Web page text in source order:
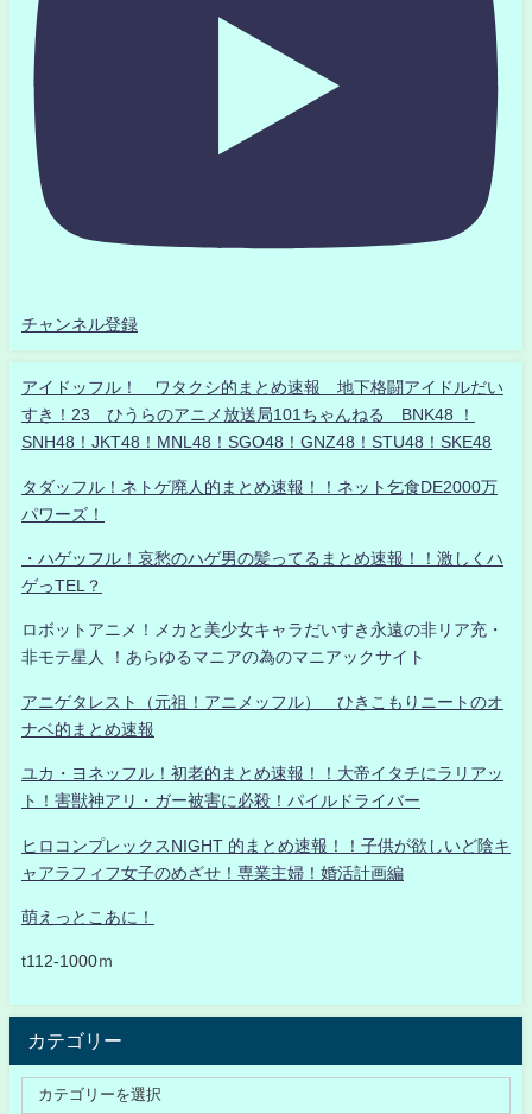
チャンネル登録
アイドッフル！ ワタクシ的まとめ速報 地下格闘アイドルだい
すき！23 ひうらのアニメ放送局101ちゃんねる BNK48 ！
SNH48！JKT48！MNL48！SGO48！GNZ48！STU48！SKE48
タダッフル！ネトゲ廃人的まとめ速報！！ネット乞食DE2000万
パワーズ！
・ハゲッフル！哀愁のハゲ男の髪ってるまとめ速報！！激しくハ
ゲっTEL？
ロボットアニメ！メカと美少女キャラだいすき永遠の非リア充・
非モテ星人 ！あらゆるマニアの為のマニアックサイト
アニゲタレスト（元祖！アニメッフル） ひきこもりニートのオ
ナベ的まとめ速報
ユカ・ヨネッフル！初老的まとめ速報！！大帝イタチにラリアッ
ト！害獣神アリ・ガー被害に必殺！パイルドライバー
ヒロコンプレックスNIGHT 的まとめ速報！！子供が欲しいど陰キ
ャアラフィフ女子のめざせ！専業主婦！婚活計画編
萌えっとこあに！
t112-1000ｍ
カテゴリー